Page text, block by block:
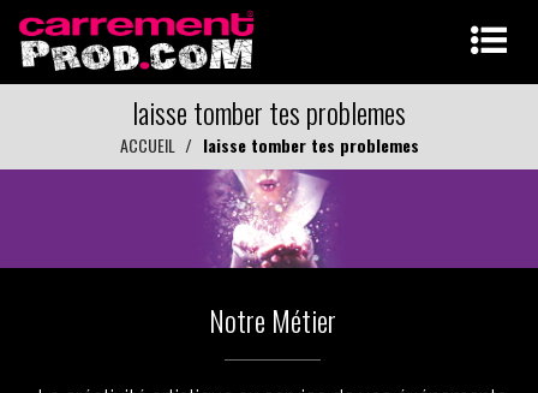
laisse tomber tes problemes
ACCUEIL laisse tomber tes problemes
Notre Métier